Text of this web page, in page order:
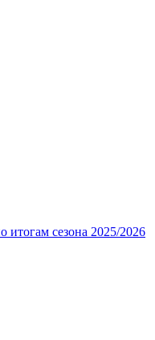
итогам сезона 2025/2026